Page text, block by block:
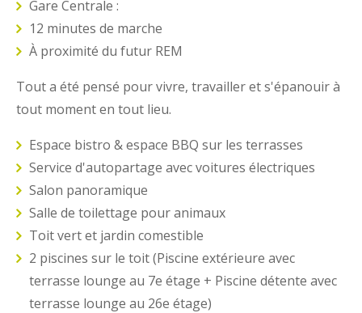
Gare Centrale :
12 minutes de marche
À proximité du futur REM
Tout a été pensé pour vivre, travailler et s'épanouir à
tout moment en tout lieu.
Espace bistro & espace BBQ sur les terrasses
Service d'autopartage avec voitures électriques
Salon panoramique
Salle de toilettage pour animaux
Toit vert et jardin comestible
2 piscines sur le toit (Piscine extérieure avec
terrasse lounge au 7e étage + Piscine détente avec
terrasse lounge au 26e étage)